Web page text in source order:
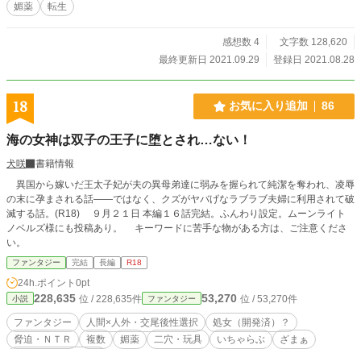
とは？ 女神、そして魔王の真の目的とは？ モナは魔王に堕とされる前に愛する
媚薬 転生
感想数 4
文字数 128,620
最終更新日 2021.09.29
登録日 2021.08.28
18 お気に入り追加 86
海の女神は双子の王子に堕とされ…ない！
犬咲
書籍情報
異国から嫁いだ王太子妃が夫の異母弟達に弱みを握られて純潔を奪われ、凌辱
の末に孕まされる話――ではなく、クズがヤバげなラブラブ夫婦に利用されて破
滅する話。(R18) ９月２１日 本編１６話完結。ふんわり設定。ムーンライト
ノベルズ様にも投稿あり。 キーワードに苦手な物がある方は、ご注意くださ
い。
ファンタジー 完結 長編 R18
24h.ポイント 0pt
小説 228,635 位 / 228,635件 ファンタジー 53,270 位 / 53,270件
ファンタジー 人間×人外・交尾後性選択
処女（開発済）？
脅迫・ＮＴＲ
複数 媚薬 二穴・玩具 いちゃらぶ
ざまぁ